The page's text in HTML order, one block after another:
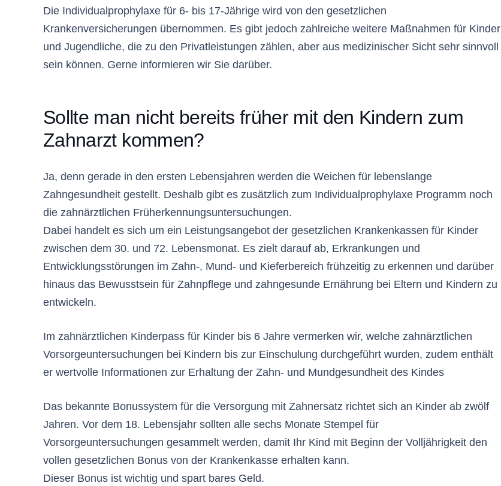
Die Individualprophylaxe für 6- bis 17-Jährige wird von den gesetzlichen
Krankenversicherungen übernommen. Es gibt jedoch zahlreiche weitere Maßnahmen für Kinder
und Jugendliche, die zu den Privatleistungen zählen, aber aus medizinischer Sicht sehr sinnvoll
sein können. Gerne informieren wir Sie darüber.
Sollte man nicht bereits früher mit den Kindern zum
Zahnarzt kommen?
Ja, denn gerade in den ersten Lebensjahren werden die Weichen für lebenslange
Zahngesundheit gestellt. Deshalb gibt es zusätzlich zum Individualprophylaxe Programm noch
die zahnärztlichen Früherkennungsuntersuchungen.
Dabei handelt es sich um ein Leistungsangebot der gesetzlichen Krankenkassen für Kinder
zwischen dem 30. und 72. Lebensmonat. Es zielt darauf ab, Erkrankungen und
Entwicklungsstörungen im Zahn-, Mund- und Kieferbereich frühzeitig zu erkennen und darüber
hinaus das Bewusstsein für Zahnpflege und zahngesunde Ernährung bei Eltern und Kindern zu
entwickeln.
Im zahnärztlichen Kinderpass für Kinder bis 6 Jahre vermerken wir, welche zahnärztlichen
Vorsorgeuntersuchungen bei Kindern bis zur Einschulung durchgeführt wurden, zudem enthält
er wertvolle Informationen zur Erhaltung der Zahn- und Mundgesundheit des Kindes
Das bekannte Bonussystem für die Versorgung mit Zahnersatz richtet sich an Kinder ab zwölf
Jahren. Vor dem 18. Lebensjahr sollten alle sechs Monate Stempel für
Vorsorgeuntersuchungen gesammelt werden, damit Ihr Kind mit Beginn der Volljährigkeit den
vollen gesetzlichen Bonus von der Krankenkasse erhalten kann.
Dieser Bonus ist wichtig und spart bares Geld.